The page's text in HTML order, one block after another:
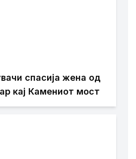
спасија жена од
кај Камениот мост